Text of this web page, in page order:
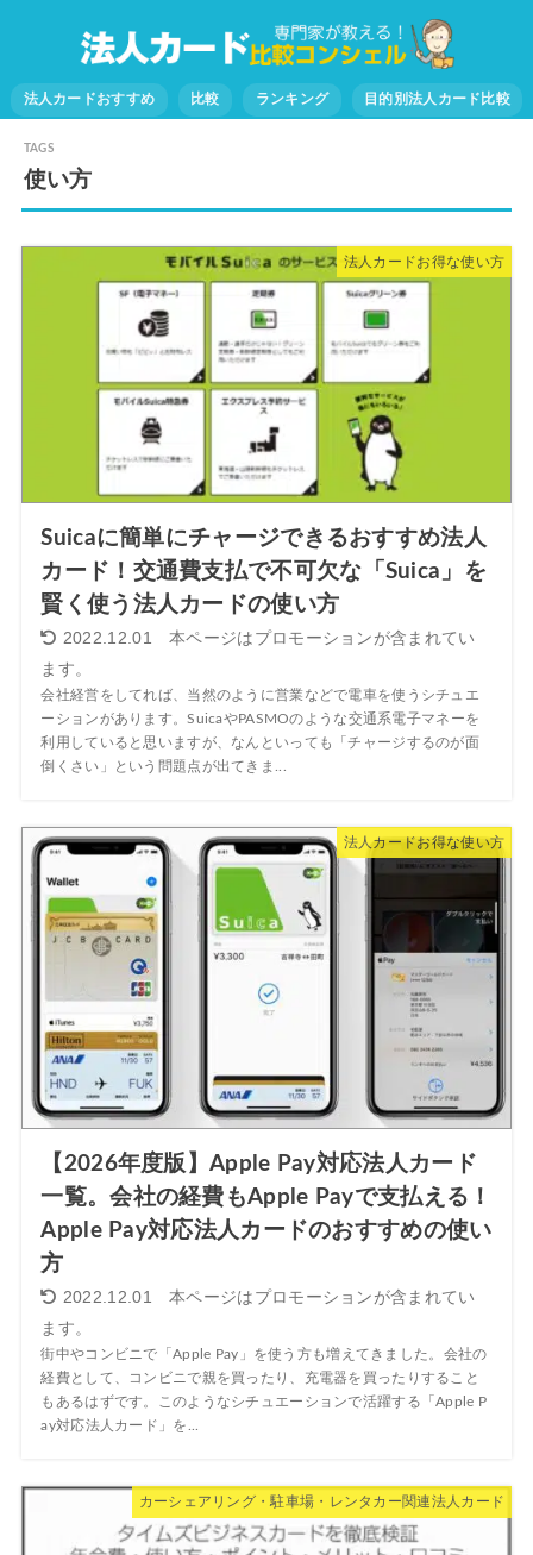
法人カードおすすめ 比較 ランキング 目的別法人カード比較
使い方
法人カードお得な使い方
Suicaに簡単にチャージできるおすすめ法人
カード！交通費支払で不可欠な「Suica」を
賢く使う法人カードの使い方
2022.12.01
会社経営をしてれば、当然のように営業などで電車を使うシチュエ
ーションがあります。SuicaやPASMOのような交通系電子マネーを
利用していると思いますが、なんといっても「チャージするのが面
倒くさい」という問題点が出てきま...
法人カードお得な使い方
【2026年度版】Apple Pay対応法人カード
一覧。会社の経費もApple Payで支払える！
Apple Pay対応法人カードのおすすめの使い
方
2022.12.01
街中やコンビニで「Apple Pay」を使う方も増えてきました。会社の
経費として、コンビニで親を買ったり、充電器を買ったりすること
もあるはずです。このようなシチュエーションで活躍する「Apple P
ay対応法人カード」を...
カーシェアリング・駐車場・レンタカー関連法人カード